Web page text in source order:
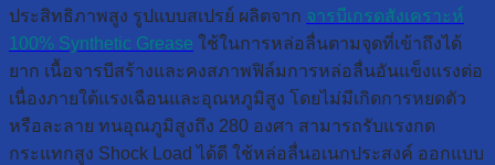
ประสิทธิภาพสูง รูปแบบสเปรย์ ผลิตจาก จารบีเกรดสังเคราะห์
100% Synthetic Grease ใช้ในการหล่อลื่นตามจุดที่เข้าถึงได้
ยาก เนื้อจารบีสร้างและคงสภาพฟิล์มการหล่อลื่นอันแข็งแรงต่อ
เนื่องภายใต้แรงเฉือนและอุณหภูมิสูง โดยไม่มีเกิดการหยดตัว
หรือละลาย ทนอุณภูมิสูงถึง 280 องศา สามารถรับแรงกด
กระแทกสูง Shock Load ได้ดี ใช้หล่อลื่นอเนกประสงค์ ออกแบบ